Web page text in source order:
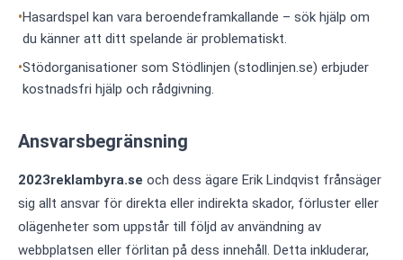
Hasardspel kan vara beroendeframkallande – sök hjälp om
du känner att ditt spelande är problematiskt.
Stödorganisationer som Stödlinjen (stodlinjen.se) erbjuder
kostnadsfri hjälp och rådgivning.
Ansvarsbegränsning
2023reklambyra.se och dess ägare Erik Lindqvist frånsäger
sig allt ansvar för direkta eller indirekta skador, förluster eller
olägenheter som uppstår till följd av användning av
webbplatsen eller förlitan på dess innehåll. Detta inkluderar,